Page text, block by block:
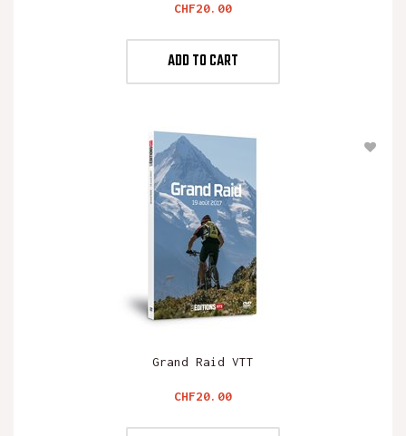
Price
CHF20.00
ADD TO CART
Grand Raid VTT
Price
CHF20.00